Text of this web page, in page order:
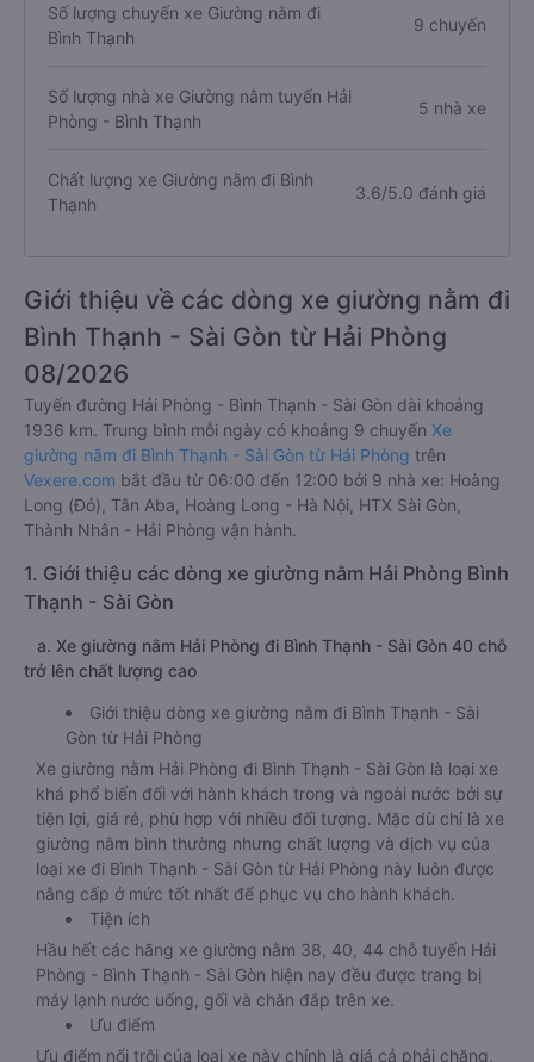
Số lượng chuyến xe Giường nằm đi
Bình Thạnh
9 chuyến
Số lượng nhà xe Giường nằm tuyến Hải
Phòng - Bình Thạnh
5 nhà xe
Chất lượng xe Giường nằm đi Bình
Thạnh
3.6/5.0 đánh giá
Giới thiệu về các dòng xe giường nằm đi
Bình Thạnh - Sài Gòn từ Hải Phòng
08/2026
Tuyến đường Hải Phòng - Bình Thạnh - Sài Gòn dài khoảng
1936 km. Trung bình mỗi ngày có khoảng 9 chuyến Xe
giường nằm đi Bình Thạnh - Sài Gòn từ Hải Phòng trên
Vexere.com bắt đầu từ 06:00 đến 12:00 bởi 9 nhà xe: Hoàng
Long (Đỏ), Tân Aba, Hoàng Long - Hà Nội, HTX Sài Gòn,
Thành Nhân - Hải Phòng vận hành.
1. Giới thiệu các dòng xe giường nằm Hải Phòng Bình
Thạnh - Sài Gòn
a. Xe giường nằm Hải Phòng đi Bình Thạnh - Sài Gòn 40 chỗ
trở lên chất lượng cao
Giới thiệu dòng xe giường nằm đi Bình Thạnh - Sài
Gòn từ Hải Phòng
Xe giường nằm Hải Phòng đi Bình Thạnh - Sài Gòn là loại xe
khá phổ biến đối với hành khách trong và ngoài nước bởi sự
tiện lợi, giá rẻ, phù hợp với nhiều đối tượng. Mặc dù chỉ là xe
giường nằm bình thường nhưng chất lượng và dịch vụ của
loại xe đi Bình Thạnh - Sài Gòn từ Hải Phòng này luôn được
nâng cấp ở mức tốt nhất để phục vụ cho hành khách.
Tiện ích
Hầu hết các hãng xe giường nằm 38, 40, 44 chỗ tuyến Hải
Phòng - Bình Thạnh - Sài Gòn hiện nay đều được trang bị
máy lạnh nước uống, gối và chăn đắp trên xe.
Ưu điểm
Ưu điểm nổi trội của loại xe này chính là giá cả phải chăng,